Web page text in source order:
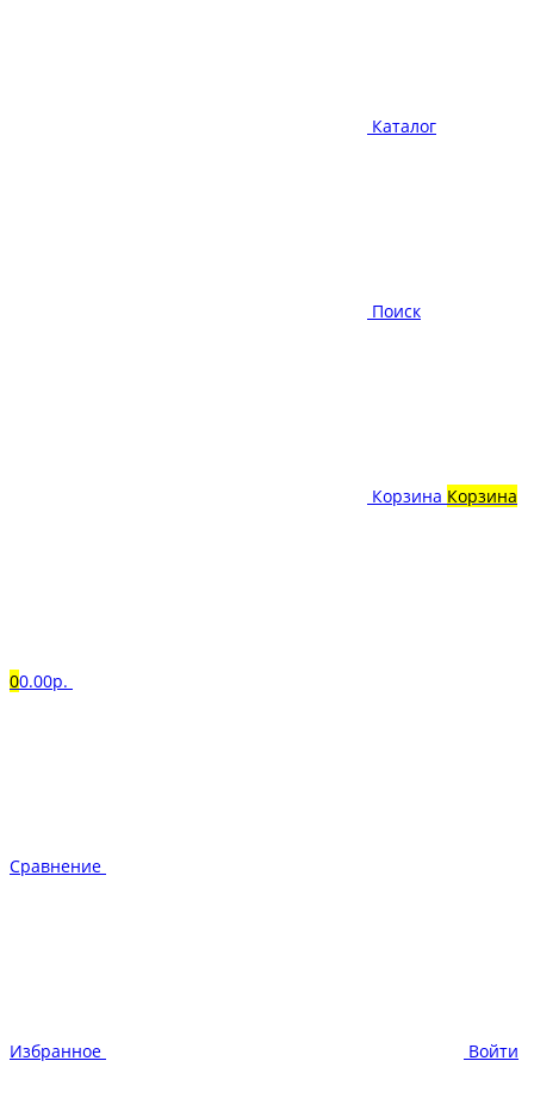
Каталог
Поиск
Корзина Корзина
00.00р.
Сравнение
Избранное Войти